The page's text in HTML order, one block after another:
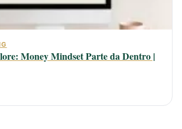
Money Mindset Parte da Dentro |